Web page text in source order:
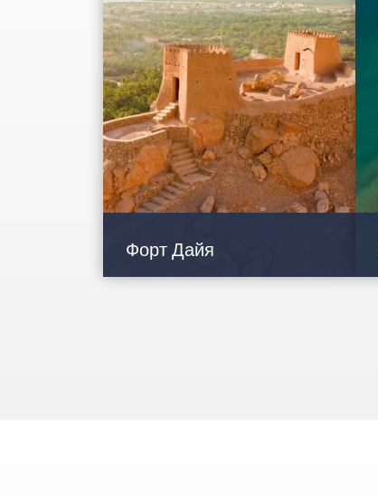
Форт Дайя